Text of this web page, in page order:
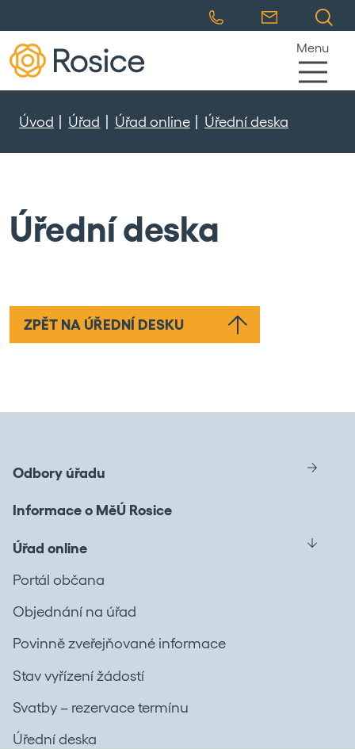
Menu
Úvod Úřad Úřad online Úřední deska
Úřední deska
ZPĚT NA ÚŘEDNÍ DESKU
Odbory úřadu
Informace o MěÚ Rosice
Úřad online
Portál občana
Objednání na úřad
Povinně zveřejňované informace
Stav vyřízení žádostí
Svatby – rezervace termínu
Úřední deska